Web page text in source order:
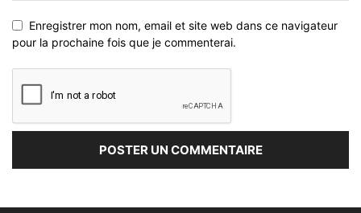
Enregistrer mon nom, email et site web dans ce navigateur
pour la prochaine fois que je commenterai.